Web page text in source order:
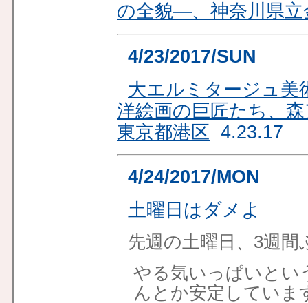
の全貌―、神奈川県立
4/23/2017/SUN
大エルミタージュ
洋絵画の巨匠たち、
東京都港区 4.23.17
4/24/2017/MON
土曜日はダメよ
先週の土曜日、3週
やる気いっぱいとい
んとか安定していま